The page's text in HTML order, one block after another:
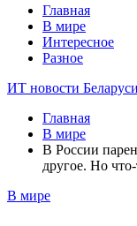
Главная
В мире
Интересное
Разное
ИТ новости Беларуси
Главная
В мире
В России
другое. Но
В мире